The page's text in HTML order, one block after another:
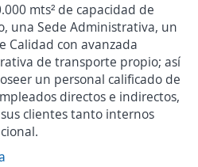
mts² de capacidad de
una Sede Administrativa, un
Calidad con avanzada
de transporte propio; así
un personal calificado de
directos e indirectos,
clientes tanto internos